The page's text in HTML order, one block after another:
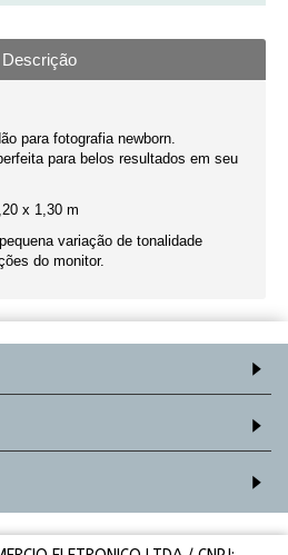
Descrição
para fotografia newborn.
para belos resultados em seu
x 1,30 m
variação de tonalidade
do monitor.